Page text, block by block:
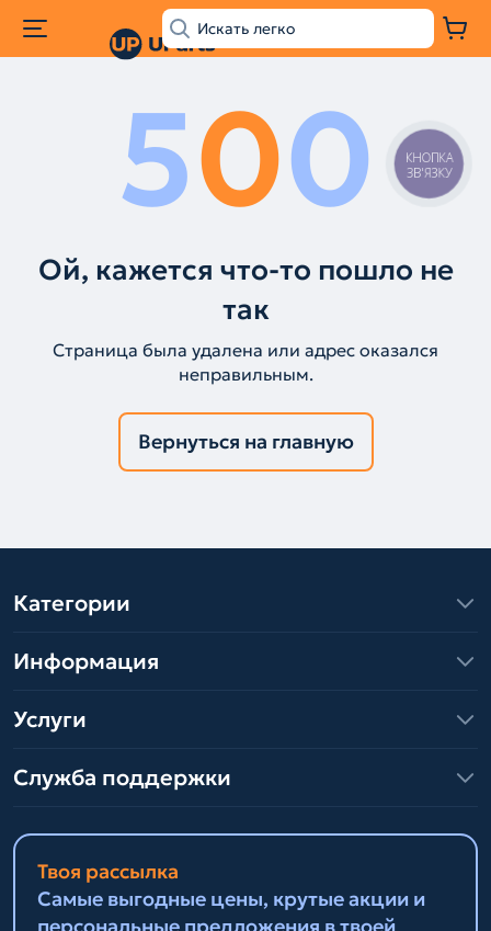
500
Ой, кажется что-то пошло не
так
Страница была удалена или адрес оказался
неправильным.
Вернуться на главную
Категории
Информация
Услуги
Служба поддержки
Твоя рассылка
Самые выгодные цены, крутые акции и
КНОПКА
ЗВ'ЯЗКУ